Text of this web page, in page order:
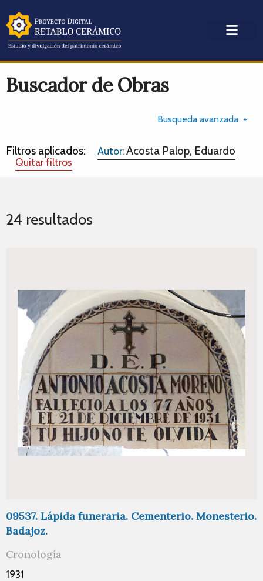
Buscador de Obras
Busqueda avanzada
Filtros aplicados: Autor:Acosta Palop, Eduardo
Quitar filtros
24 resultados
09537. Lápida funeraria. Cementerio. Monesterio.
Badajoz.
Cronología
1931